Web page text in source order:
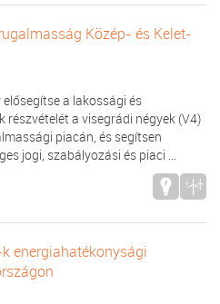
Közép- és Kelet-
a lakossági és
a visegrádi négyek (V4)
piacán, és segítsen
jogi, szabályozási és piaci ...
energiahatékonysági